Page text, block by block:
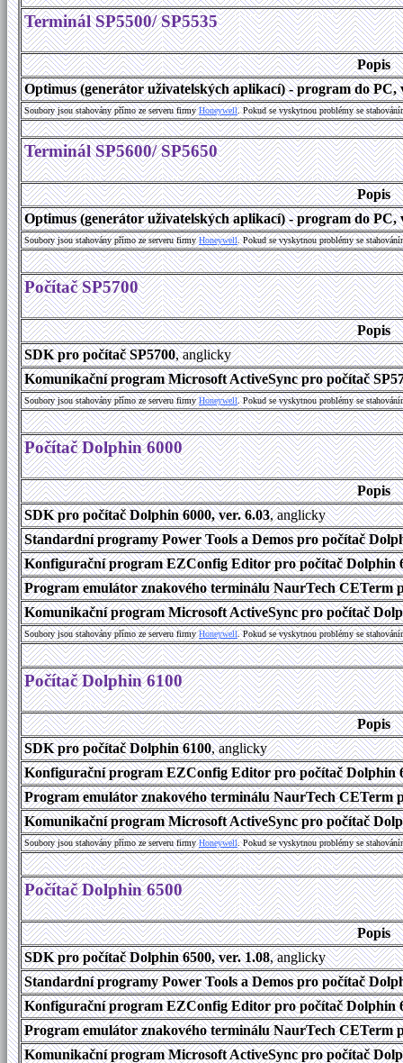
Terminál SP5500/ SP5535
Popis
Optimus (generátor uživatelských aplikací) - program do PC,
Soubory jsou stahovány přímo ze serveru firmyHoneywell. Pokud se vyskytnou problémy se
Terminál SP5600/ SP5650
Popis
Optimus (generátor uživatelských aplikací) - program do PC,
Soubory jsou stahovány přímo ze serveru firmyHoneywell. Pokud se vyskytnou problémy se
Počítač SP5700
Popis
SDK pro počítač SP5700, anglicky
Komunikační program Microsoft ActiveSync pro počítač
Soubory jsou stahovány přímo ze serveru firmyHoneywell. Pokud se vyskytnou problémy se
Počítač Dolphin 6000
Popis
SDK pro počítač Dolphin 6000, ver. 6.03, anglicky
Standardní programy Power Tools a Demos pro počítač
Konfigurační program EZConfig Editor pro počítač Dolphin
Program emulátor znakového terminálu NaurTech CETerm
Komunikační program Microsoft ActiveSync pro počítač
Soubory jsou stahovány přímo ze serveru firmyHoneywell. Pokud se vyskytnou problémy se
Počítač Dolphin 6100
Popis
SDK pro počítač Dolphin 6100, anglicky
Konfigurační program EZConfig Editor pro počítač Dolphin
Program emulátor znakového terminálu NaurTech CETerm
Komunikační program Microsoft ActiveSync pro počítač
Soubory jsou stahovány přímo ze serveru firmyHoneywell. Pokud se vyskytnou problémy se
Počítač Dolphin 6500
Popis
SDK pro počítač Dolphin 6500, ver. 1.08, anglicky
Standardní programy Power Tools a Demos pro počítač
Konfigurační program EZConfig Editor pro počítač Dolphin
Program emulátor znakového terminálu NaurTech CETerm
Komunikační program Microsoft ActiveSync pro počítač